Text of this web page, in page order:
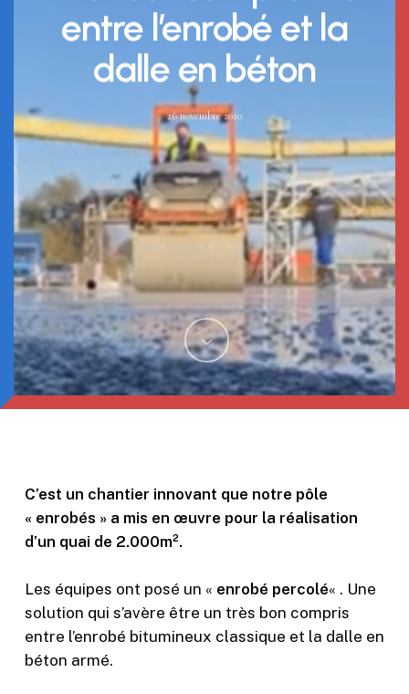
entre l’enrobé et la
dalle en béton
26 novembre 2020
C’est un chantier innovant que notre pôle
« enrobés » a mis en œuvre pour la réalisation
d’un quai de 2.000m².
Les équipes ont posé un « enrobé percolé« . Une
solution qui s’avère être un très bon compris
entre l’enrobé bitumineux classique et la dalle en
béton armé.